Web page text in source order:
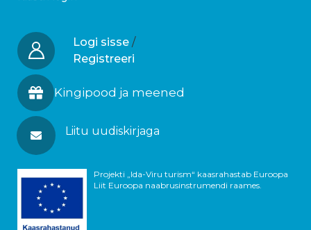
Logi sisse /
Registreeri
Kingipood ja meened
Liitu uudiskirjaga
Projekti „Ida-Viru turism“ kaasrahastab Euroopa
Liit Euroopa naabrusinstrumendi raames.